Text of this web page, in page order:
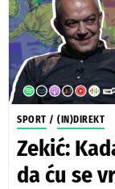
SPORT / (IN)DIREKT
Zekić:
da ću se